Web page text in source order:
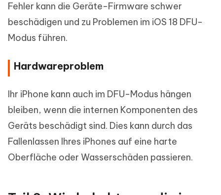
Fehler kann die Geräte-Firmware schwer
beschädigen und zu Problemen im iOS 18 DFU-
Modus führen.
Hardwareproblem
Ihr iPhone kann auch im DFU-Modus hängen
bleiben, wenn die internen Komponenten des
Geräts beschädigt sind. Dies kann durch das
Fallenlassen Ihres iPhones auf eine harte
Oberfläche oder Wasserschäden passieren.